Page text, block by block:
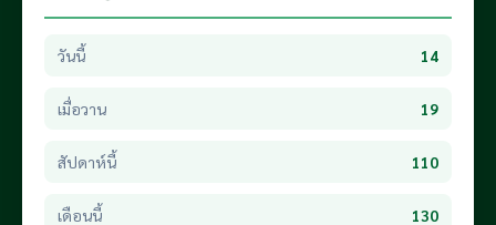
วันนี้ 14
เมื่อวาน 19
สัปดาห์นี้ 110
เดือนนี้ 130